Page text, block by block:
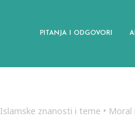
PITANJA I ODGOVORI
Islamske znanosti i teme • Moral